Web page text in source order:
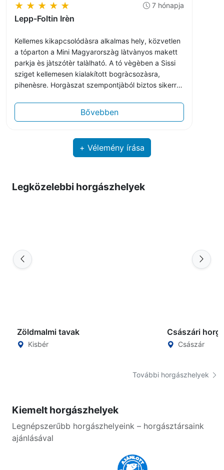
★ ★ ★ ★ ★
Lepp-Foltin Irèn
7 hónapja
Kellemes kikapcsolódàsra alkalmas hely, közvetlen
a tóparton a Mini Magyarorszàg làtvànyos makett
parkja ès jàtszótèr talàlható. A tó vègèben a Sissi
sziget kellemesen kialakított bogràcsozàsra,
pihenèsre. Horgàszat szempontjàból biztos sikerre
szempontjàból. Fontos az egyesületnek az
utànpótlàs nevelèse, így sok gyermekhorgász
verseny, szakkörök, tanodàk, nyàri tàborok)
Bővebben
+ Vélemény írása
Legközelebbi horgászhelyek
Zöldmalmi tavak
Kisbér
Császári
Császár
További horgászhelyek
Kiemelt horgászhelyek
Legnépszerűbb horgászhelyeink – horgásztársaink
ajánlásával